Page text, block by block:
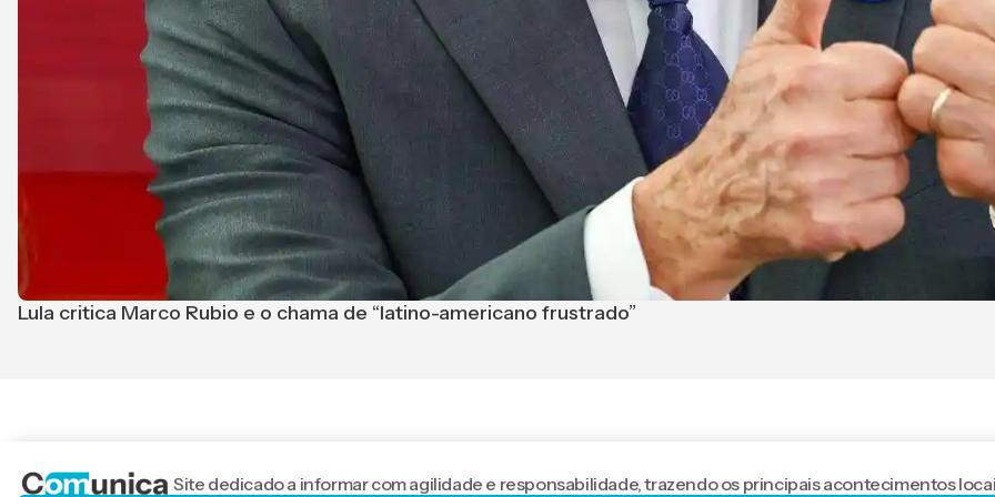
Lula critica Marco Rubio e o chama de “latino-americano frustrado”
Site dedicado a informar com agilidade e responsabilidade, trazendo os principais acontecimentos